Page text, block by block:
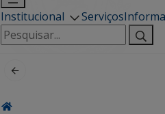
Institucional Serviços
Pesquisar
por: